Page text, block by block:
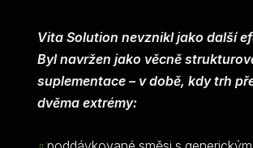
Vita Solution nevznikl jako další
Byl navržen jako věcně
suplementace – v době, kdy trh
dvěma extrémy: